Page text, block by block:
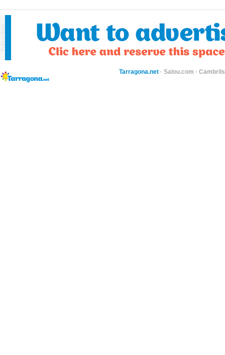
Tarragona.net · Salou.com ·